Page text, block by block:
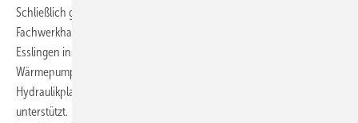
Schließlich ging es an die Konzeption des Heizsystems für das
Fachwerkhaus. Hier kam Martin Fritz von der Buderus Niederlassung
Esslingen ins Spiel – er hat bei der Größenbestimmung der
Wärmepumpe nach vorliegender Heizlastberechnung, mit
Hydraulikplan und Vorschlägen für die Heiztechnikkomponenten
unterstützt.